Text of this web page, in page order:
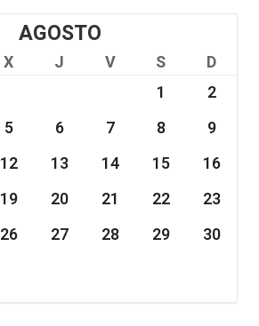
AGOSTO
X J V S
D
1
2
5 6 7 8
9
12 13 14 15
16
19 20 21 22
23
26 27 28 29
30